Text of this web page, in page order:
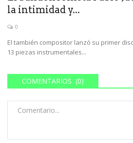
la intimidad y...
0
El también compositor lanzó su primer
13 piezas instrumentales...
COMENTARIOS (0)